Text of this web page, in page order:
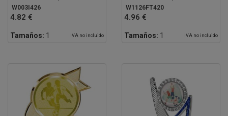
W003I426
4.82 €
Tamaños: 1 IVA no incluido
W1126FT420
4.96 €
Tamaños: 1 IVA no incluido